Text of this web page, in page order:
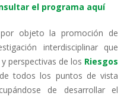
el programa aquí
objeto la promoción de
interdisciplinar que
perspectivas de los Riesgos
todos los puntos de vista
de desarrollar el